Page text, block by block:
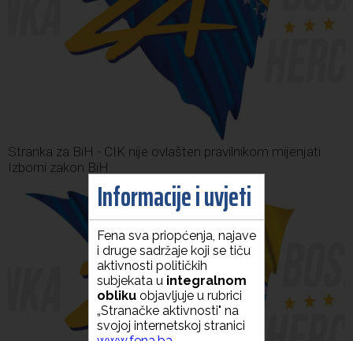
Stranka za BiH - CIK nije ovlašten pravilnikom mijenjati
Izborni zakon BiH
Informacije i uvjeti
Fena sva priopćenja, najave
i druge sadržaje koji se tiču
aktivnosti političkih
subjekata u integralnom
obliku objavljuje u rubrici
„Stranačke aktivnosti" na
svojoj internetskoj stranici